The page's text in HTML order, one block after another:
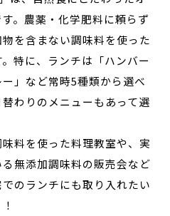
。農薬・化学肥料に頼らず
を含まない調味料を使った
特に、ランチは「ハンバー
」など常時5種類から選べ
わりのメニューもあって選
料を使った料理教室や、実
無添加調味料の販売会など
のランチにも取り入れたい